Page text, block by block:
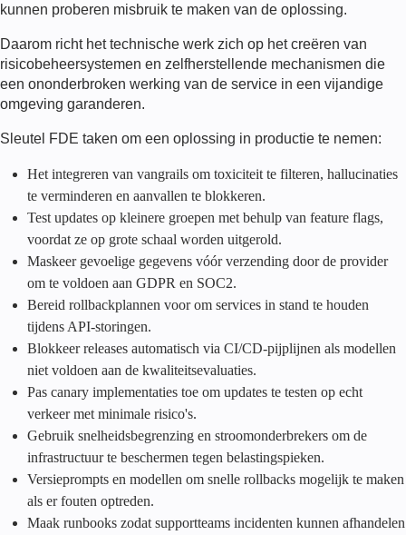
kunnen proberen misbruik te maken van de oplossing.
Daarom richt het technische werk zich op het creëren van
risicobeheersystemen en zelfherstellende mechanismen die
een ononderbroken werking van de service in een vijandige
omgeving garanderen.
Sleutel FDE taken om een oplossing in productie te nemen:
Het integreren van vangrails om toxiciteit te filteren, hallucinaties
te verminderen en aanvallen te blokkeren.
Test updates op kleinere groepen met behulp van feature flags,
voordat ze op grote schaal worden uitgerold.
Maskeer gevoelige gegevens vóór verzending door de provider
om te voldoen aan GDPR en SOC2.
Bereid rollbackplannen voor om services in stand te houden
tijdens API-storingen.
Blokkeer releases automatisch via CI/CD-pijplijnen als modellen
niet voldoen aan de kwaliteitsevaluaties.
Pas canary implementaties toe om updates te testen op echt
verkeer met minimale risico's.
Gebruik snelheidsbegrenzing en stroomonderbrekers om de
infrastructuur te beschermen tegen belastingspieken.
Versieprompts en modellen om snelle rollbacks mogelijk te maken
als er fouten optreden.
Maak runbooks zodat supportteams incidenten kunnen afhandelen